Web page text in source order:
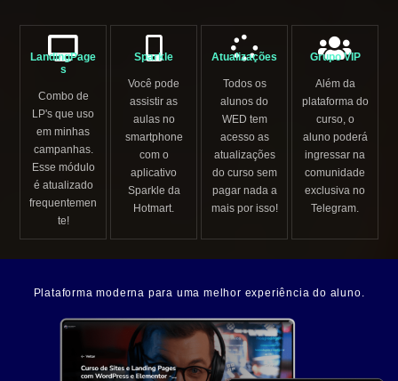
LandingPage
s
Combo de
LP's que uso
em minhas
campanhas.
Esse módulo
é atualizado
frequentemen
te!
Sparkle
Você pode
assistir as
aulas no
smartphone
com o
aplicativo
Sparkle da
Hotmart.
Atualizações
Todos os
alunos do
WED tem
acesso as
atualizações
do curso sem
pagar nada a
mais por isso!
Grupo VIP
Além da
plataforma do
curso, o
aluno poderá
ingressar na
comunidade
exclusiva no
Telegram.
Plataforma moderna para uma melhor experiência do aluno.